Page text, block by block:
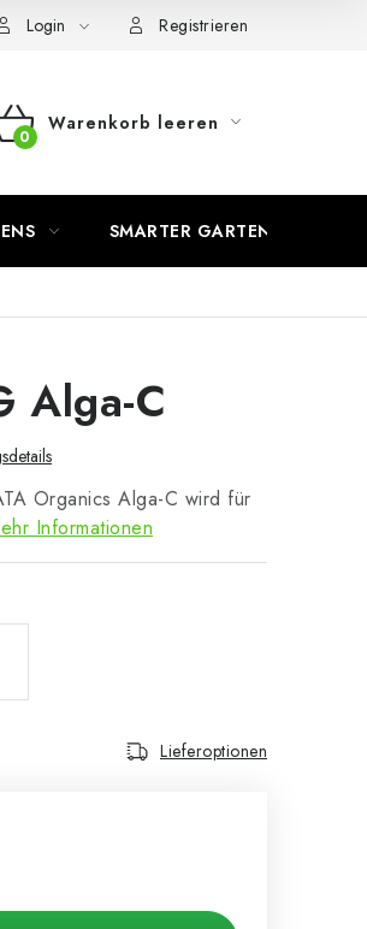
Login Registrieren
WARENKORB
Warenkorb leeren
SMARTER GARTEN
Alga-C
Organics Alga-C wird für
Informationen
Lieferoptionen